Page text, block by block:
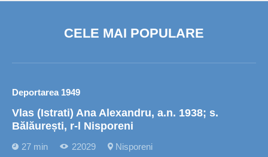
CELE MAI POPULARE
Deportarea 1949
Vlas (Istrati) Ana Alexandru, a.n. 1938; s.
Bălăurești, r-l Nisporeni
27 min 22029 Nisporeni